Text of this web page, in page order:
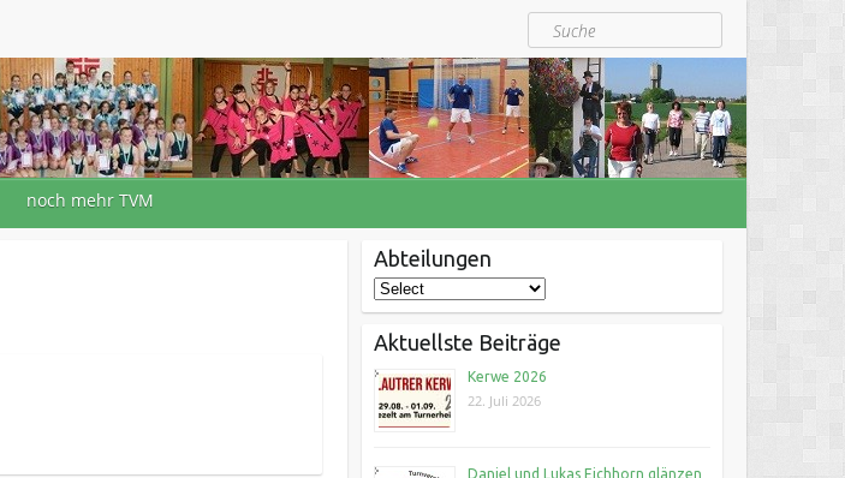
Suche
noch mehr TVM
Abteilungen
Aktuellste Beiträge
Kerwe 2026
22. Juli 2026
Daniel und Lukas Eichhorn glänzen